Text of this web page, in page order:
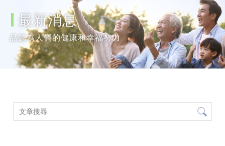
最新消息